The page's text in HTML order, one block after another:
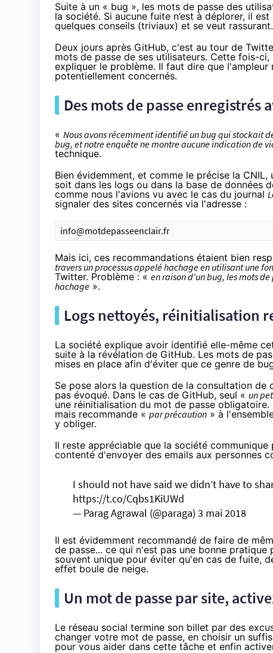
Suite à un « bug », les mots de passe des
la société. Si aucune fuite n’est à déplorer, il
quelques conseils (triviaux) et se veut rassurant.
Deux jours après GitHub, c'est au tour de
mots de passe de ses utilisateurs. Cette fois-
expliquer le problème. Il faut dire que
potentiellement concernés.
Des mots de passe enregistrés
« Nous avons récemment identifié un bug qui stockait
bug, et notre enquête ne montre aucune indication de
technique.
Bien évidemment, et comme le précise la CNIL,
soit dans les logs ou dans la base de données
comme nous l'avions vu avec le cas du journal
signaler des sites concernés via l'adresse :
info@motdepasseenclair.fr
Mais ici, ces recommandations étaient bien
travers un processus appelé hachage en utilisant une
Twitter. Problème : « en raison d'un bug, les mots
hachage ».
Logs nettoyés, réinitialisation
La société explique avoir identifié elle-même
suite à la révélation de GitHub. Les mots de
mises en place afin d'éviter que ce genre de
Se pose alors la question de la consultation
pas évoqué. Dans le cas de GitHub, seul « un
une réinitialisation du mot de passe
mais recommande « par précaution » à
y obliger.
Il reste appréciable que la société
contenté d'envoyer des emails aux personnes
I should not have said we didn’t have to
https://t.co/Cqbs1KiUWd
— Parag Agrawal (@paraga) 3 mai 2018
Il est évidemment recommandé de faire de
de passe... ce qui n'est pas une bonne
souvent unique pour éviter qu'en cas de fuite,
effet boule de neige.
Un mot de passe par site,
Le réseau social termine son billet par des
changer votre mot de passe, en choisir un
pour vous aider dans cette tâche et enfin